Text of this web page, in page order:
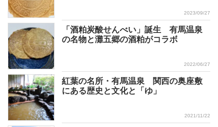
2023/09/27
「酒粕炭酸せんべい」誕生 有馬温泉
の名物と灘五郷の酒粕がコラボ
2022/06/27
紅葉の名所・有馬温泉 関西の奥座敷
にある歴史と文化と「ゆ」
2021/11/22